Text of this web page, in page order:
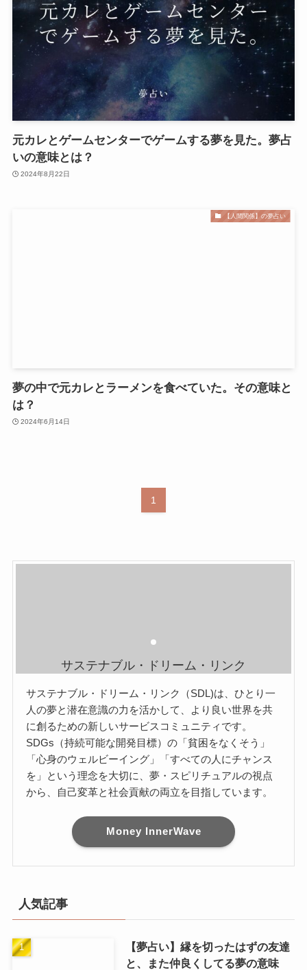
元カレとゲームセンターでゲームする夢を見た。夢占
いの意味とは？
2024年8月22日
【人間関係】の夢占い
夢の中で元カレとラーメンを食べていた。その意味と
は？
2024年6月14日
1
サステナブル・ドリーム・リンク
サステナブル・ドリーム・リンク（SDL)は、ひとり一
人の夢と潜在意識の力を活かして、より良い世界を共
に創るための新しいサービスコミュニティです。
SDGs（持続可能な開発目標）の「貧困をなくそう」
「心身のウェルビーイング」「すべての人にチャンス
を」という理念を大切に、夢・スピリチュアルの視点
から、自己変革と社会貢献の両立を目指しています。
Money InnerWave
人気記事
【夢占い】縁を切ったはずの友達
と、また仲良くしてる夢の意味